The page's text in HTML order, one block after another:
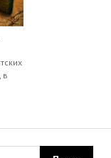
в